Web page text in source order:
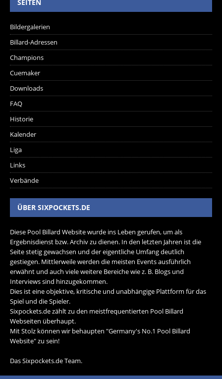
SEITEN
Bildergalerien
Billard-Adressen
Champions
Cuemaker
Downloads
FAQ
Historie
Kalender
Liga
Links
Verbände
ÜBER SIXPOCKETS.DE
Diese Pool Billard Website wurde ins Leben gerufen, um als
Ergebnisdienst bzw. Archiv zu dienen. In den letzten Jahren ist die
Seite stetig gewachsen und der eigentliche Umfang deutlich
gestiegen. Mittlerweile werden die meisten Events ausführlich
erwähnt und auch viele weitere Bereiche wie z. B. Blogs und
Interviews sind hinzugekommen.
Dies ist eine objektive, kritische und unabhängige Plattform für das
Spiel und die Spieler.
Sixpockets.de zählt zu den meistfrequentierten Pool Billard
Webseiten überhaupt.
Mit Stolz können wir behaupten "Germany's No.1 Pool Billard
Website" zu sein!
Das Sixpockets.de Team.